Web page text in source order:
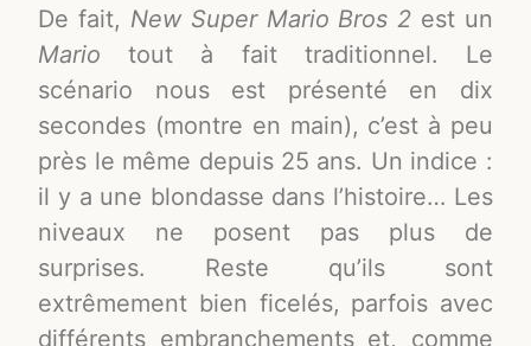
De fait, New Super Mario Bros 2 est un
Mario tout à fait traditionnel. Le
scénario nous est présenté en dix
secondes (montre en main), c’est à peu
près le même depuis 25 ans. Un indice :
il y a une blondasse dans l’histoire… Les
niveaux ne posent pas plus de
surprises. Reste qu’ils sont
extrêmement bien ficelés, parfois avec
différents embranchements et, comme